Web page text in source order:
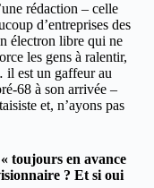
rédaction – celle
d’entreprises des
électron libre qui ne
les gens à ralentir,
il est un gaffeur au
68 à son arrivée –
et, n’ayons pas
toujours en avance
? Et si oui